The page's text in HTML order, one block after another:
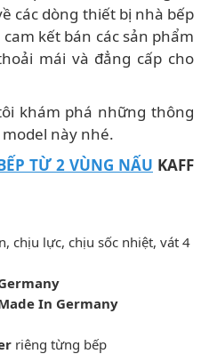
các dòng thiết bị nhà bếp
kết bán các sản phẩm
mái và đẳng cấp cho
khám phá những thông
này nhé.
TỪ 2 VÙNG NẤU KAFF
chịu lực, chịu sốc nhiệt, vát 4
In Germany
riêng từng bếp